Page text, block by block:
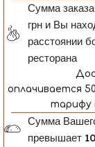
Сумма
грн и Вы
расстоянии
ресторана
оплачивается
тарифу
Сумма
превышает